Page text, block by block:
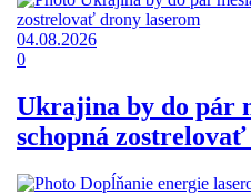
04.08.2026
0
Ukrajina by do pár
schopná